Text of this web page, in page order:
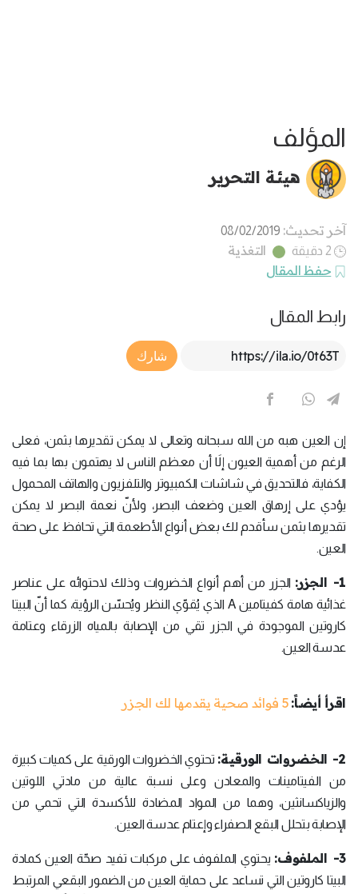
المؤلف
هيئة التحرير
آخر تحديث: 08/02/2019
2 دقيقة
التغذية
حفظ المقال
رابط المقال
Article Link
شارك
إن العين هبه من الله سبحانه وتعالى لا يمكن تقديرها بثمن، فعلى
الرغم من أهمية العيون إلَا أن معظم الناس لا يهتمون بها بما فيه
الكفاية، فالتحديق في شاشات الكمبيوتر والتلفزيون والهاتف المحمول
يؤدي على إرهاق العين وضعف البصر، ولأنّ نعمة البصر لا يمكن
تقديرها بثمن سأقدم لك بعض أنواع الأطعمة التي تحافظ على صحة
العين.
1- الجزر:
الجزر من أهم أنواع الخضروات وذلك لاحتوائه على عناصر
غذائية هامة كفيتامين A الذي يُقوّي النظر ويُحسّن الرؤية، كما أنّ البيتا
كاروتين الموجودة في الجزر تقي من الإصابة بالمياه الزرقاء وعتامة
عدسة العين.
اقرأ أيضاً: 5 فوائد صحية يقدمها لك الجزر
2- الخضروات الورقية:
تحتوي الخضروات الورقية على كميات كبيرة
من الفيتامينات والمعادن وعلى نسبة عالية من مادتي اللوتين
والزياكسانثين، وهما من المواد المضادة للأكسدة التي تحمي من
الإصابة بتحلل البقع الصفراء وإعتام عدسة العين.
3- الملفوف:
يحتوي الملفوف على مركبات تفيد صحّة العين كمادة
البيتا كاروتين التي تساعد على حماية العين من الضمور البقعي المرتبط